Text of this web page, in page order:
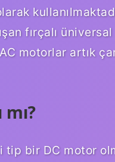
fırçalı
motorlar artık
tip bir DC motor